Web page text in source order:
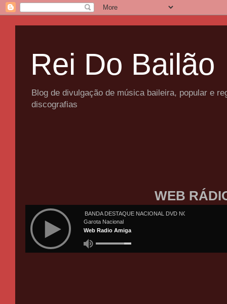
Rei Do Bailão
Blog de divulgação de música baileira, popular e
discografias
WEB